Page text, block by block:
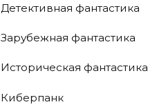
Детективная фантастика
Зарубежная фантастика
Историческая фантастика
Киберпанк